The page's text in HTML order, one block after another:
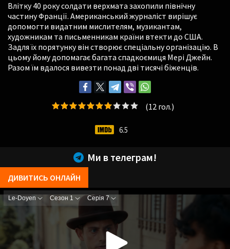
Влітку 40 року солдати верхмата захопили північну
частину Франції. Американський журналіст вирішує
допомогти видатним мислителям, музикантам,
художникам та письменникам країни втекти до США.
Задля їх порятунку він створює спеціальну організацію. В
цьому йому допомагає багата спадкоємиця Мері Джейн.
Разом їм вдалося вивезти понад дві тисячі біженців.
(12гол.)
6.5
Ми в телеграм!
ДИВИТИСЬ ОНЛАЙН